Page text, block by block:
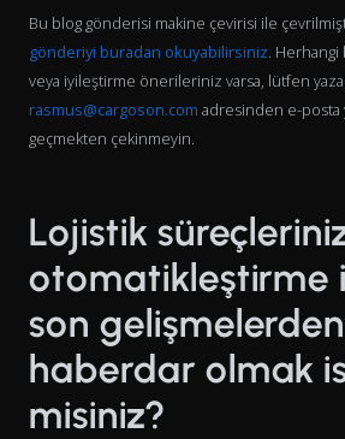
Bu blog gönderisi makine çevirisi ile
gönderiyi buradan okuyabilirsiniz .
veya iyileştirme önerileriniz varsa, lütfen
rasmus@cargoson.com adresinden e-posta
geçmekten çekinmeyin.
Lojistik
otomatikleştirme
son gelişmelerden
haberdar olmak
misiniz?